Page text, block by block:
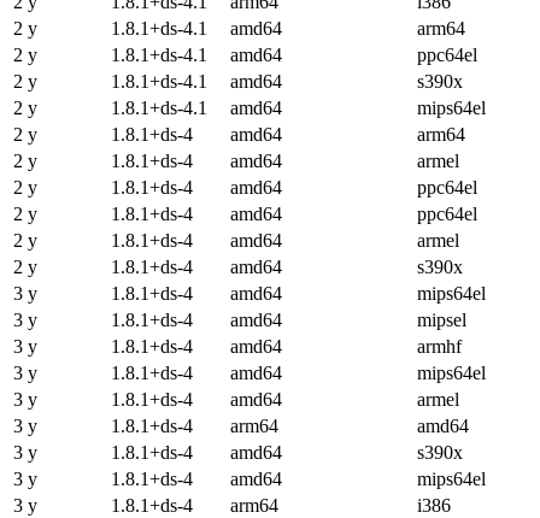
2 y
1.8.1+ds-4.1 amd64
arm64
2 y
1.8.1+ds-4.1 amd64
ppc64el
2 y
1.8.1+ds-4.1 amd64
s390x
2 y
1.8.1+ds-4.1 amd64
mips64el
2 y
1.8.1+ds-4 amd64
arm64
2 y
1.8.1+ds-4 amd64
armel
2 y
1.8.1+ds-4 amd64
ppc64el
2 y
1.8.1+ds-4 amd64
ppc64el
2 y
1.8.1+ds-4 amd64
armel
2 y
1.8.1+ds-4 amd64
s390x
3 y
1.8.1+ds-4 amd64
mips64el
3 y
1.8.1+ds-4 amd64
mipsel
3 y
1.8.1+ds-4 amd64
armhf
3 y
1.8.1+ds-4 amd64
mips64el
3 y
1.8.1+ds-4 amd64
armel
3 y
1.8.1+ds-4 arm64
amd64
3 y
1.8.1+ds-4 amd64
s390x
3 y
1.8.1+ds-4 amd64
mips64el
3 y
1.8.1+ds-4 arm64
i386